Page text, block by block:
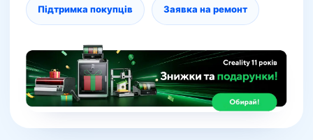
Підтримка покупців Заявка на ремонт